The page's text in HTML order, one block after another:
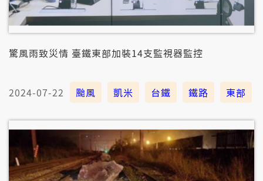
驚風雨致災情 臺鐵東部加裝14支監視器監控
2024-07-22 颱風 凱米 台鐵 鐵路 東部